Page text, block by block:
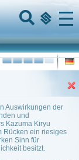
Menu
Auswirkungen der
und
Kazuma Kiryu
Rücken ein riesiges
Sinn für
besitzt.